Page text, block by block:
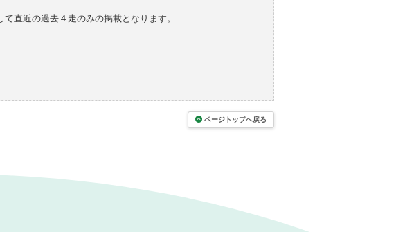
直近の過去４走のみの掲載となります。
ページトップへ戻る